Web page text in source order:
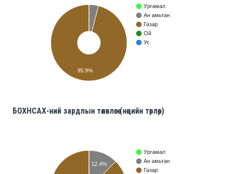
Ургамал
Ан амьтан
Газар
Ой
Ус
95.9%
БОХНСАХ-ний зардлын төлөвлөгөө (нөөцийн төрлөөр)
Ургамал
Ан амьтан
Газар
12.4%